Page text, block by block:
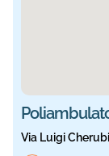
Via Luigi